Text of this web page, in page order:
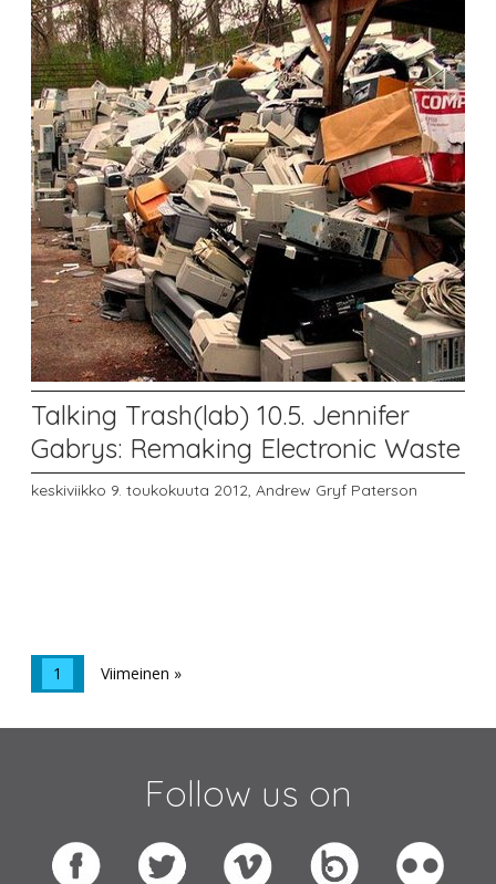
Talking Trash(lab) 10.5. Jennifer
Gabrys: Remaking Electronic Waste
keskiviikko 9. toukokuuta 2012, Andrew Gryf Paterson
1 Viimeinen »
Follow us on